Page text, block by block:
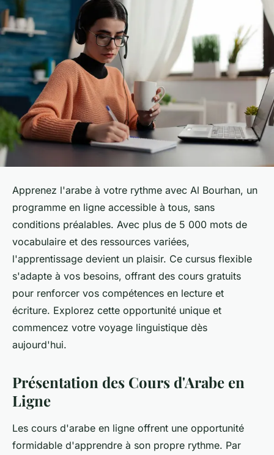
Apprenez l'arabe à votre rythme avec Al Bourhan, un
programme en ligne accessible à tous, sans
conditions préalables. Avec plus de 5 000 mots de
vocabulaire et des ressources variées,
l'apprentissage devient un plaisir. Ce cursus flexible
s'adapte à vos besoins, offrant des cours gratuits
pour renforcer vos compétences en lecture et
écriture. Explorez cette opportunité unique et
commencez votre voyage linguistique dès
aujourd'hui.
Présentation des Cours d'Arabe en
Ligne
Les cours d'arabe en ligne offrent une opportunité
formidable d'apprendre à son propre rythme. Par